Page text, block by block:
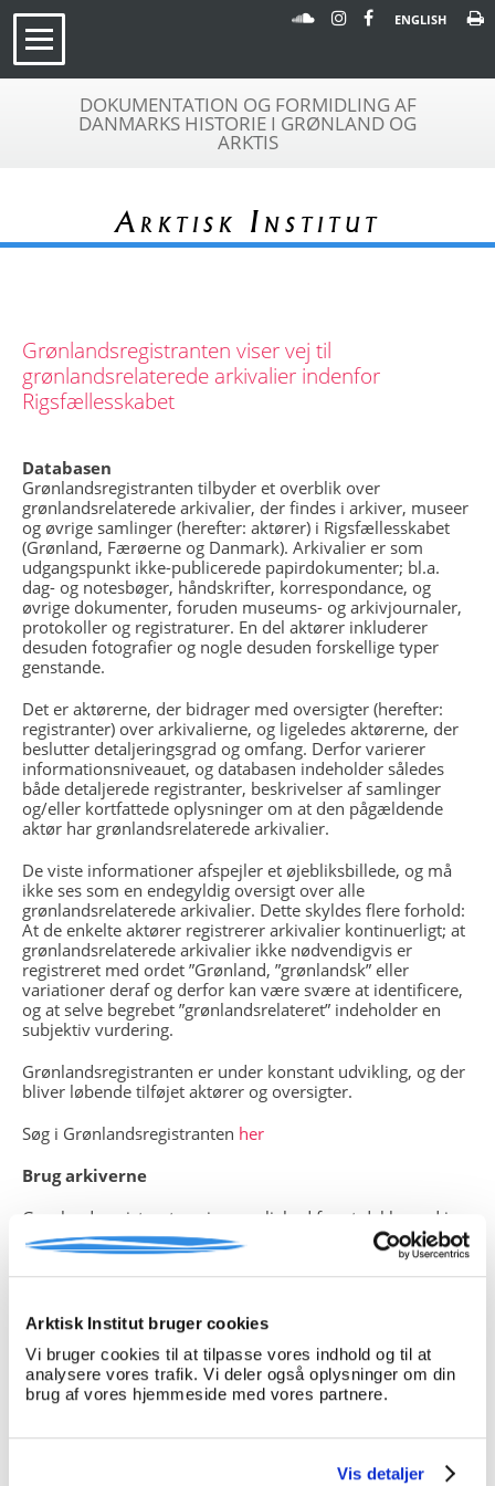
Arktisk Institut bruger cookies
Vi bruger cookies til at tilpasse vores indhold og til at
analysere vores trafik. Vi deler også oplysninger om din
brug af vores hjemmeside med vores partnere.
Vis detaljer
ENGLISH
DOKUMENTATION OG FORMIDLING AF
DANMARKS HISTORIE I GRØNLAND OG
ARKTIS
Arktisk Institut
Grønlandsregistranten viser vej til
grønlandsrelaterede arkivalier indenfor
Rigsfællesskabet
Databasen
Grønlandsregistranten tilbyder et overblik over
grønlandsrelaterede arkivalier, der findes i arkiver, museer
og øvrige samlinger (herefter: aktører) i Rigsfællesskabet
(Grønland, Færøerne og Danmark). Arkivalier er som
udgangspunkt ikke-publicerede papirdokumenter; bl.a.
dag- og notesbøger, håndskrifter, korrespondance, og
øvrige dokumenter, foruden museums- og arkivjournaler,
protokoller og registraturer. En del aktører inkluderer
desuden fotografier og nogle desuden forskellige typer
genstande.
Det er aktørerne, der bidrager med oversigter (herefter:
registranter) over arkivalierne, og ligeledes aktørerne, der
beslutter detaljeringsgrad og omfang. Derfor varierer
informationsniveauet, og databasen indeholder således
både detaljerede registranter, beskrivelser af samlinger
og/eller kortfattede oplysninger om at den pågældende
aktør har grønlandsrelaterede arkivalier.
De viste informationer afspejler et øjebliksbillede, og må
ikke ses som en endegyldig oversigt over alle
grønlandsrelaterede arkivalier. Dette skyldes flere forhold:
At de enkelte aktører registrerer arkivalier kontinuerligt; at
grønlandsrelaterede arkivalier ikke nødvendigvis er
registreret med ordet ”Grønland, ”grønlandsk” eller
variationer deraf og derfor kan være svære at identificere,
og at selve begrebet ”grønlandsrelateret” indeholder en
subjektiv vurdering.
Grønlandsregistranten er under konstant udvikling, og der
bliver løbende tilføjet aktører og oversigter.
Søg i Grønlandsregistranten her
Brug arkiverne
Grønlandsregistranten giver mulighed for at dykke ned i
arkiverne og bruge dem aktivt i undervisningen i både
historie, samfundsfag, mediefag, dansk mm. primært i
udskolingen og på ungdomsuddannelser.
temaer, som på forskellig vis belyser relationen mellem
Danmark og Grønland. Temaer og kilder er valgt med
udgangspunkt i, at de skal danne grundlag for en
nuanceret dialog om både den historiske relation, men
også den nutidige og fremtidige, herunder aktuelle
de skal ses som en hjælp til at åbne for søgningen i